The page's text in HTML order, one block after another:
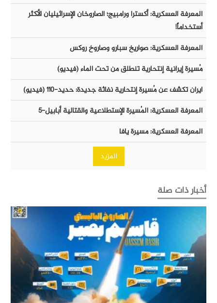
المعرفة العسكرية: أكسترا ورامبيج؛ الصاروخان الإسرائيليان الأكثر
أستخداماً!
المعرفة العسكرية: صواريخ سبارو وصاروخ روكس
مُسيرة إيرانية إنتحارية تنطلق من تحت الماء (فيديو)
ايران تكشف عن مُسيرة إنتحارية نفاثة جديدة: حديد-١١٠ (فيديو)
المعرفة العسكرية: المُسيرة الإستطلاعية والقتالية أبابيل-٥
المعرفة العسكرية: مسيرة يافا
المزيد
أخبار ذات صلة